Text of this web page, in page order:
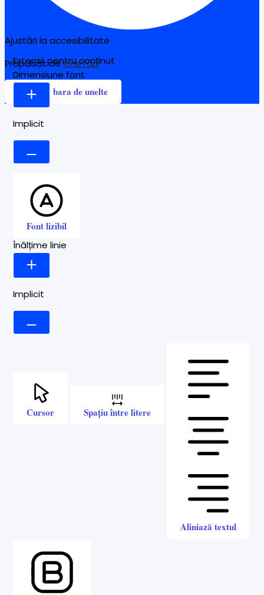
Ajustări la accesibilitate
Propulsat deOneTap
Ascunde bara de unelte
Extensii pentru conținut
Dimensiune font
Implicit
Font lizibil
Înălțime linie
Implicit
Cursor Spațiu între litere
Aliniază textul